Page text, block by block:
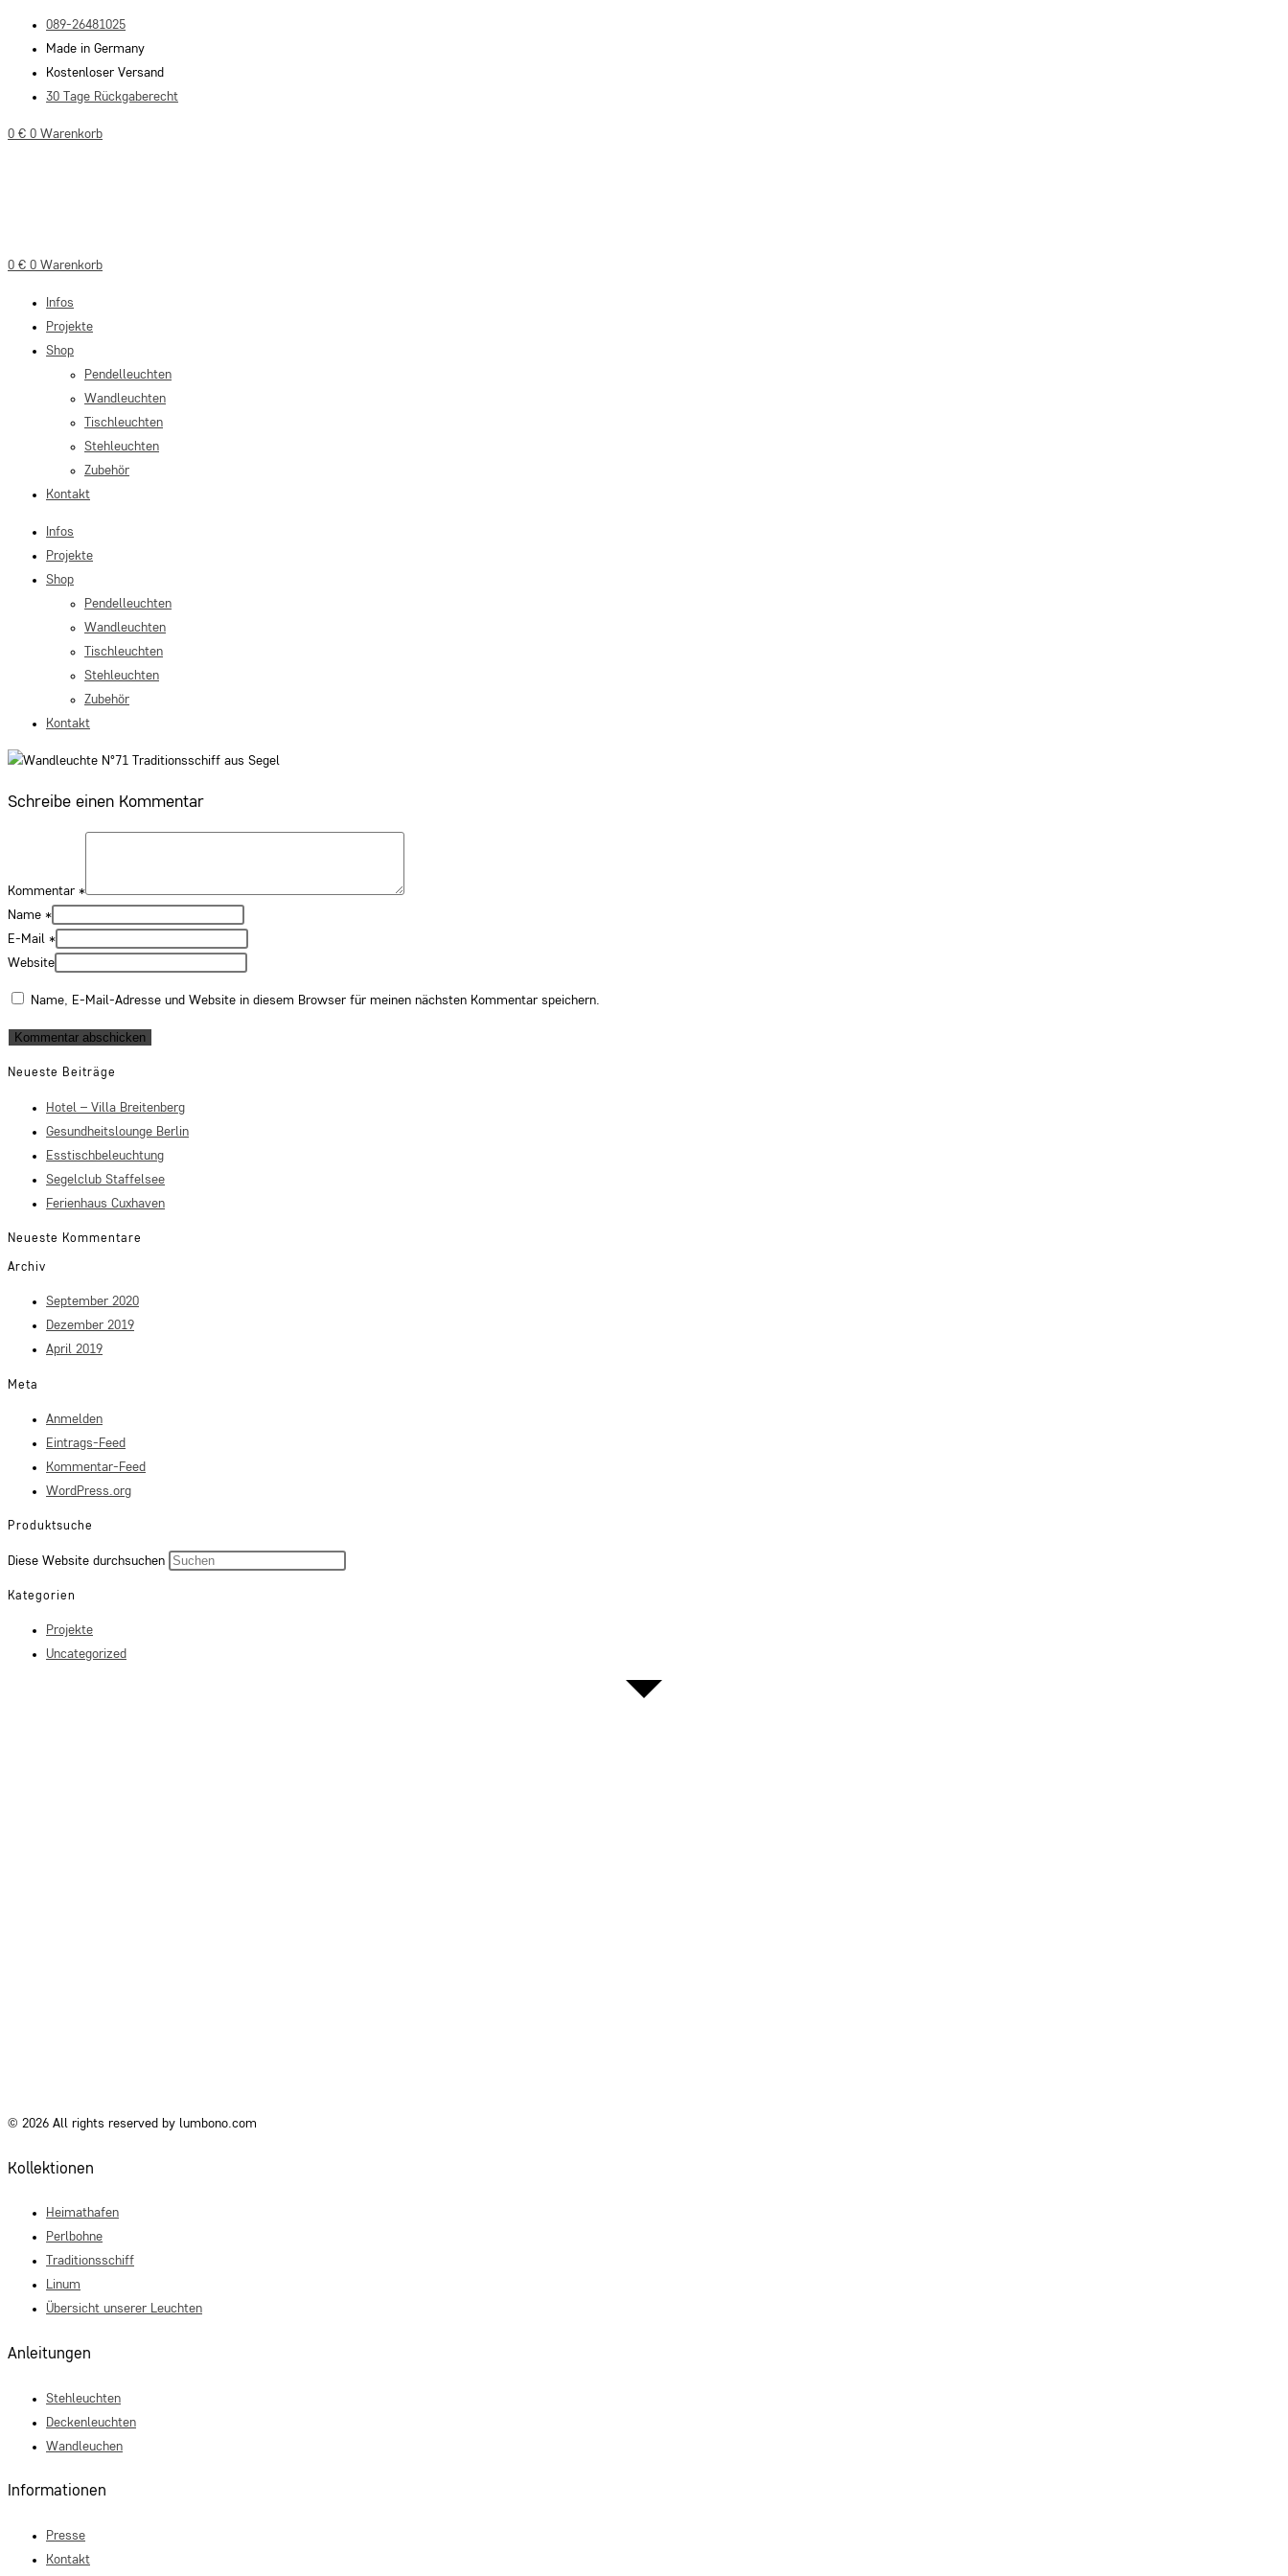
Inhalt
springen
089-26481025
Made in Germany
Kostenloser Versand
30 Tage Rückgaberecht
0 € 0 Warenkorb
0 € 0 Warenkorb
Infos
Projekte
Shop
Pendelleuchten
Wandleuchten
Tischleuchten
Stehleuchten
Zubehör
Kontakt
Infos
Projekte
Shop
Pendelleuchten
Wandleuchten
Tischleuchten
Stehleuchten
Zubehör
Kontakt
Schreibe einen Kommentar
Kommentar *
Name *
E-Mail *
Website
Name, E-Mail-Adresse und Website in diesem Browser für meinen nächsten Kommentar speichern.
Neueste Beiträge
Hotel – Villa Breitenberg
Gesundheitslounge Berlin
Esstischbeleuchtung
Segelclub Staffelsee
Ferienhaus Cuxhaven
Neueste Kommentare
Archiv
September 2020
Dezember 2019
April 2019
Meta
Anmelden
Eintrags-Feed
Kommentar-Feed
WordPress.org
Produktsuche
Diese Website durchsuchen
Kategorien
Projekte
Uncategorized
© 2026 All rights reserved by lumbono.com
Kollektionen
Heimathafen
Perlbohne
Traditionsschiff
Linum
Übersicht unserer Leuchten
Anleitungen
Stehleuchten
Deckenleuchten
Wandleuchen
Informationen
Presse
Kontakt